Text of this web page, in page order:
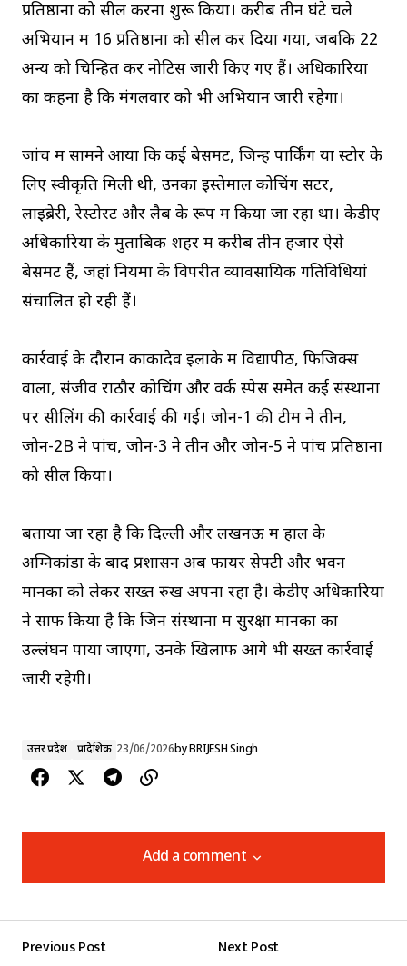
प्रतिष्ठानों को सील करना शुरू किया। करीब तीन घंटे चले
अभियान में 16 प्रतिष्ठानों को सील कर दिया गया, जबकि 22
अन्य को चिन्हित कर नोटिस जारी किए गए हैं। अधिकारियों
का कहना है कि मंगलवार को भी अभियान जारी रहेगा।
जांच में सामने आया कि कई बेसमेंट, जिन्हें पार्किंग या स्टोर के
लिए स्वीकृति मिली थी, उनका इस्तेमाल कोचिंग सेंटर,
लाइब्रेरी, रेस्टोरेंट और लैब के रूप में किया जा रहा था। केडीए
अधिकारियों के मुताबिक शहर में करीब तीन हजार ऐसे
बेसमेंट हैं, जहां नियमों के विपरीत व्यावसायिक गतिविधियां
संचालित हो रही हैं।
कार्रवाई के दौरान काकादेव इलाके में विद्यापीठ, फिजिक्स
वाला, संजीव राठौर कोचिंग और वर्क स्पेस समेत कई संस्थानों
पर सीलिंग की कार्रवाई की गई। जोन-1 की टीम ने तीन,
जोन-2B ने पांच, जोन-3 ने तीन और जोन-5 ने पांच प्रतिष्ठानों
को सील किया।
बताया जा रहा है कि दिल्ली और लखनऊ में हाल के
अग्निकांडों के बाद प्रशासन अब फायर सेफ्टी और भवन
मानकों को लेकर सख्त रुख अपना रहा है। केडीए अधिकारियों
ने साफ किया है कि जिन संस्थानों में सुरक्षा मानकों का
उल्लंघन पाया जाएगा, उनके खिलाफ आगे भी सख्त कार्रवाई
जारी रहेगी।
उत्तर प्रदेश प्रादेशिक 23/06/2026byBRIJESH Singh
Add a comment
Add a comment
Previous Post
Next Post